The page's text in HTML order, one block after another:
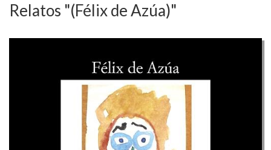
Relatos "(Félix de Azúa)"